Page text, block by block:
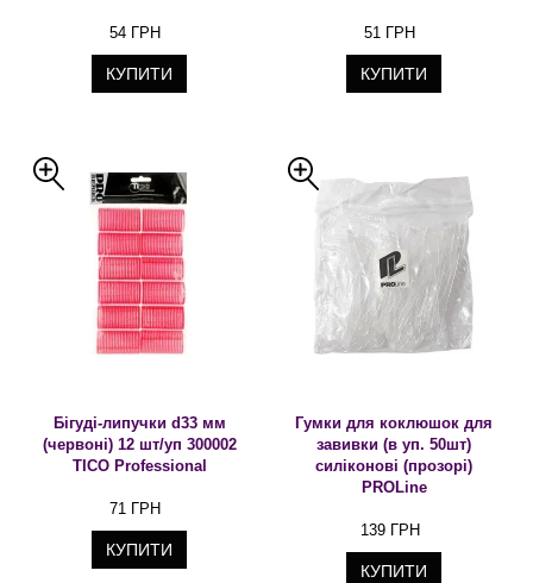
54 ГРН
КУПИТИ
51 ГРН
КУПИТИ
Бігуді-липучки d33 мм
(червоні) 12 шт/уп 300002
TICO Professional
71 ГРН
КУПИТИ
Гумки для коклюшок для
завивки (в уп. 50шт)
силіконові (прозорі)
PROLine
139 ГРН
КУПИТИ